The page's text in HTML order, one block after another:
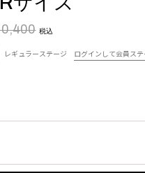
税込
レギュラーステージ ログインして会員ス